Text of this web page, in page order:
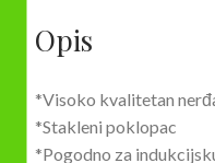
Opis
*Visoko kvalitetan
*Stakleni poklopac
*Pogodno za